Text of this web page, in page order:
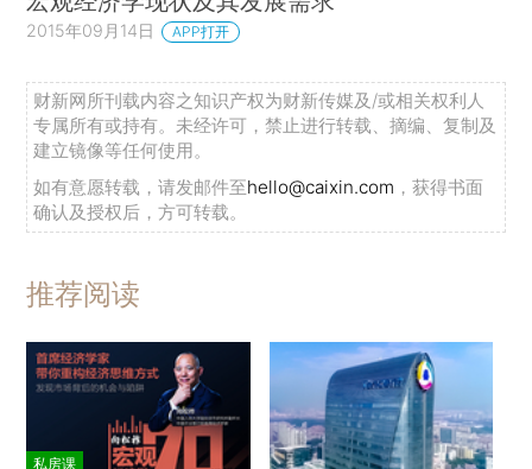
2015年09月14日 APP打开
财新网所刊载内容之知识产权为财新传媒及/或相关权利人
专属所有或持有。未经许可，禁止进行转载、摘编、复制及
建立镜像等任何使用。
如有意愿转载，请发邮件至hello@caixin.com ，获得书面
确认及授权后，方可转载。
推荐阅读
私房课